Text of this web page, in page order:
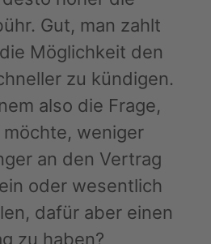
Gut, man zahlt
Möglichkeit den
zu kündigen.
also die Frage,
weniger
an den Vertrag
oder wesentlich
dafür aber einen
zu haben?